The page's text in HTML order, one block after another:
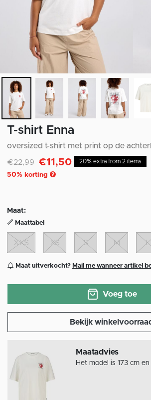
T-shirt Enna
oversized t-shirt met print op de
Afgeprijsd van
€22,99naar
€11,50
50% korting
20% extra from 2 items
Maat:
Maattabel
XXS XS S M L
Maat uitverkocht? Mail me wanneer artikel
Voeg toe
Bekijk
Maatadvies
Het model is 173 cm